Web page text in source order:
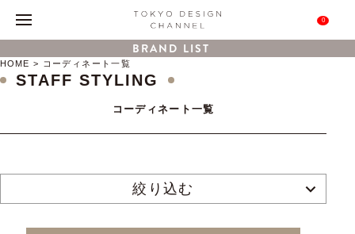
0
BRAND LIST
HOME コーディネート一覧
STAFF STYLING
コーディネート一覧
絞り込む